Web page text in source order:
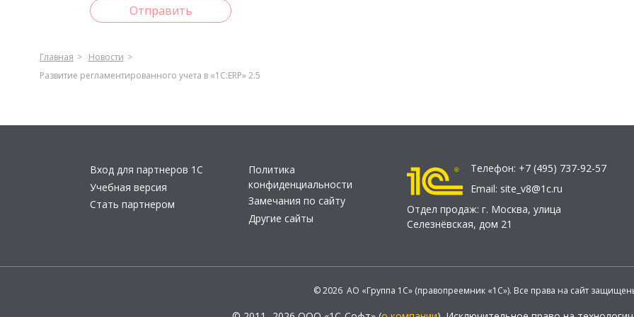
Отправить
Главная
Новости
Развитие регламентированного учета в «1С:ERP» 2.5
Вход для партнеров 1С
Учебная версия
Стать партнером
Политика
конфиденциальности
Замечания по сайту
Другие сайты
Телефон: +7 (495) 737-92-57
Email: site_v8@1c.ru
Отдел продаж: г. Москва, улица
Селезнёвская, дом 21
© 2026 АО «Группа 1С» (правопреемник «1С»). Все права на сайт